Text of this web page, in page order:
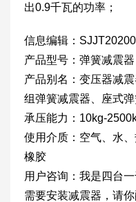
出0.9千瓦的功率；
信息编辑：
产品型号：弹簧减震器
产品别名：变压器减
组弹簧减震器、座式
承压能力：10kg-
使用介质：空气、水
橡胶
用户咨询：我是四台
需要安装减震器，请